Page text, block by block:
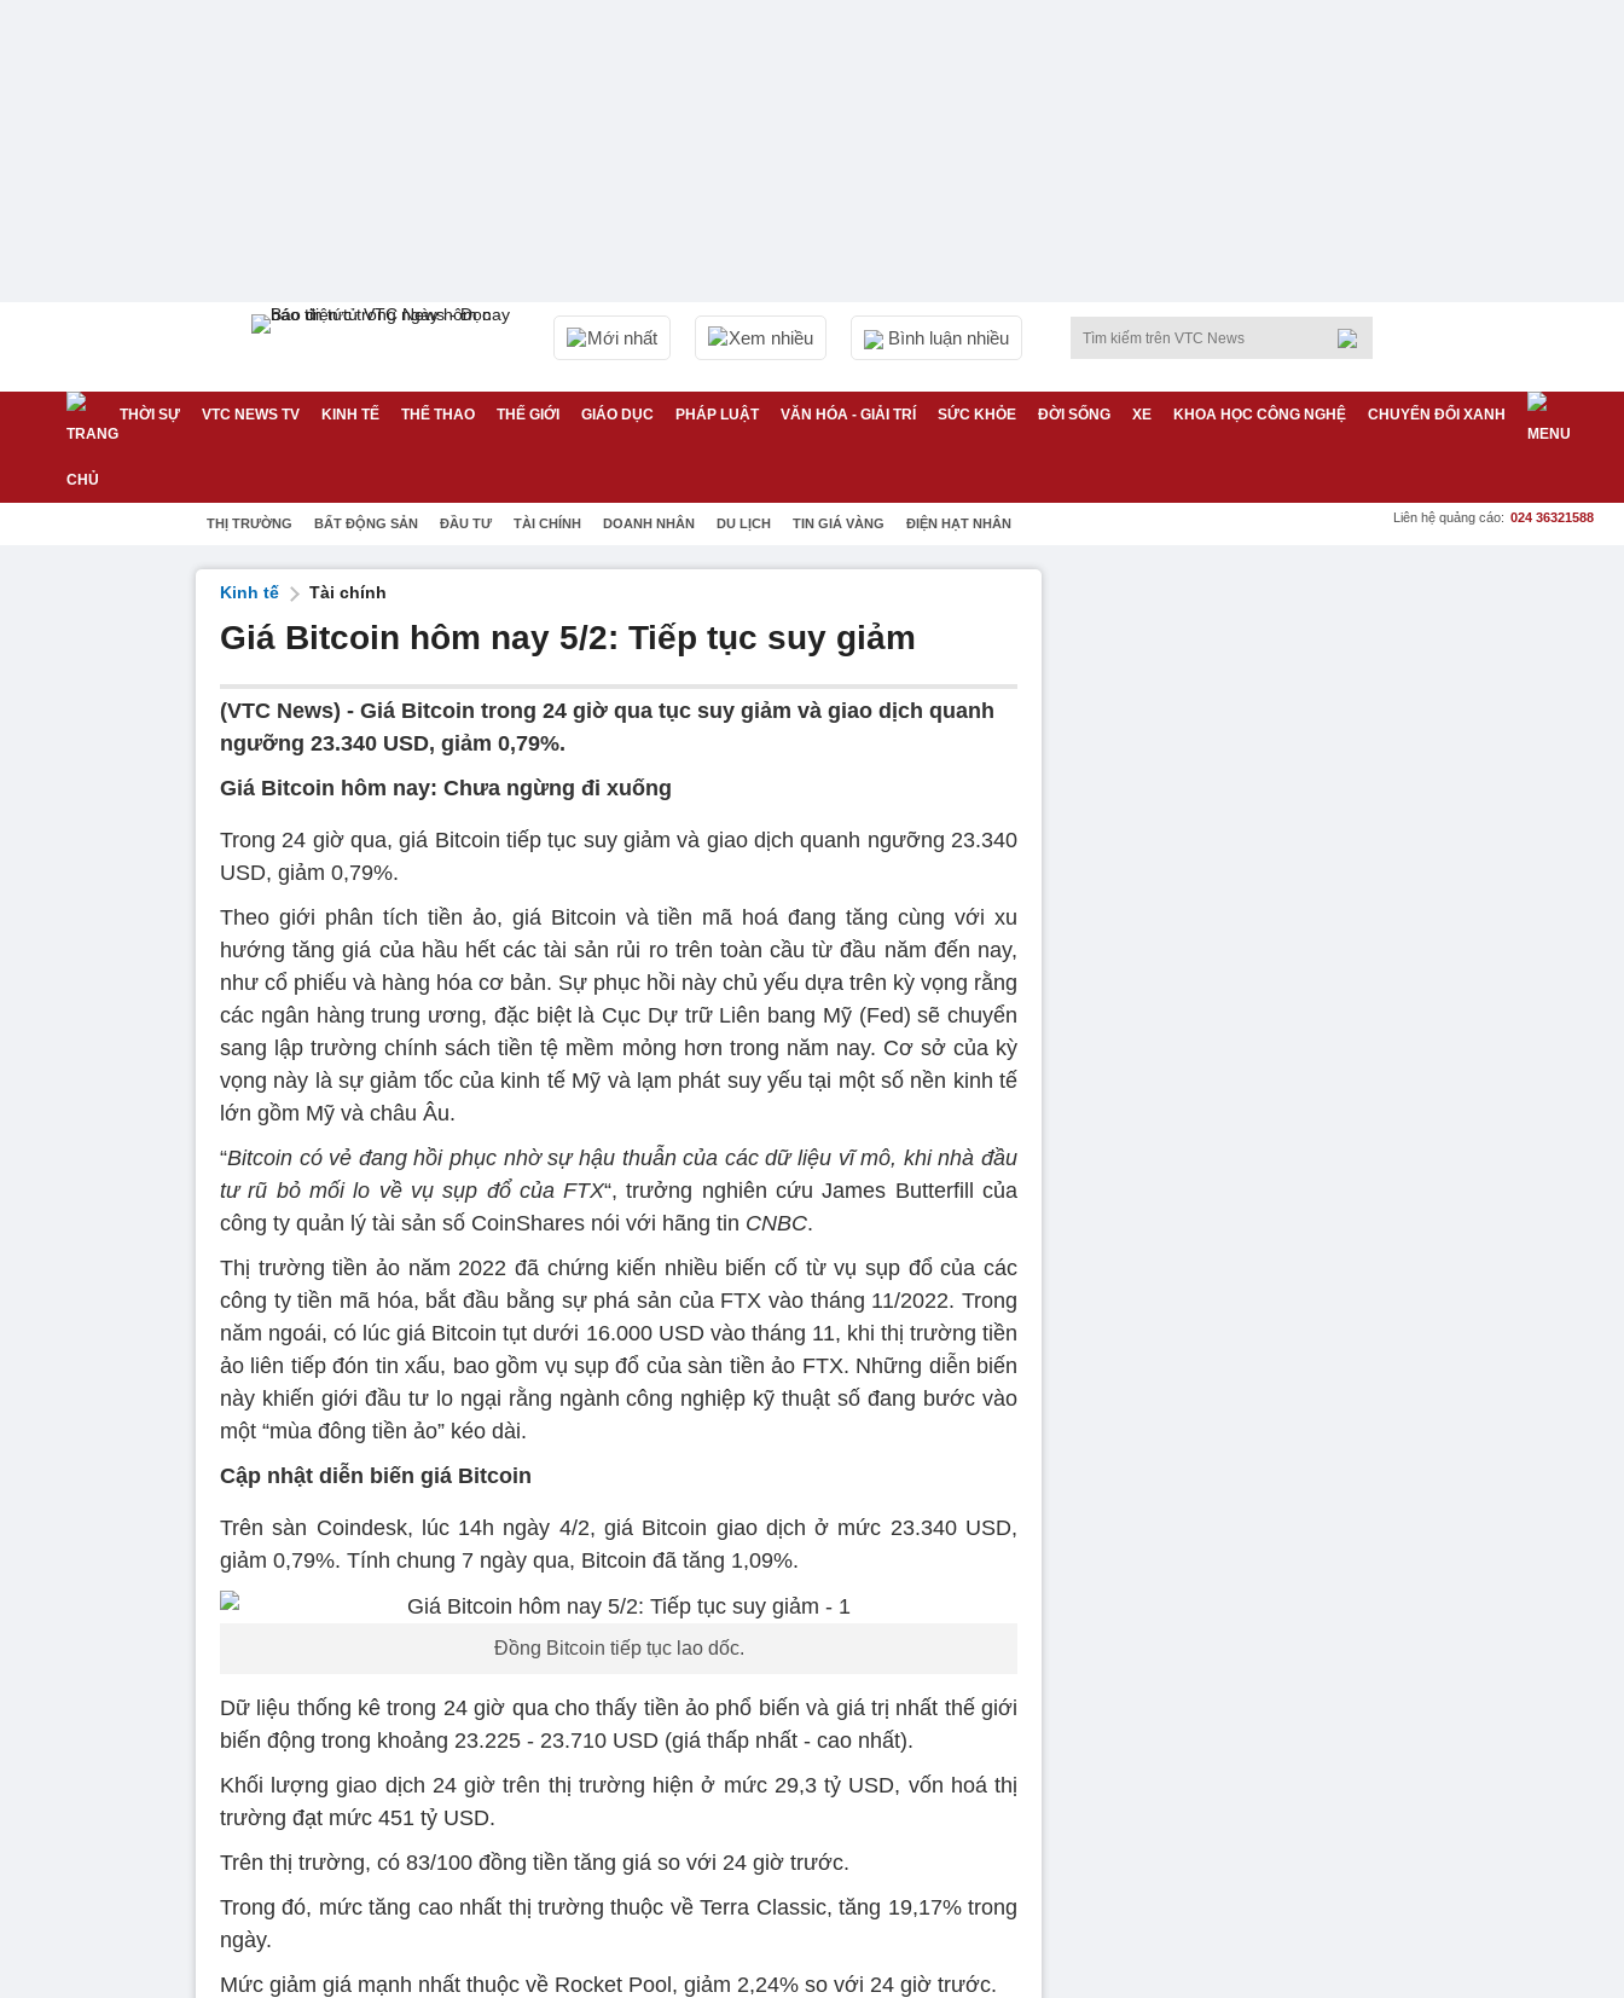
Mới nhất Xem nhiều Bình luận nhiều
THỜI SỰ VTC NEWS TV KINH TẾ THỂ THAO THẾ GIỚI GIÁO DỤC PHÁP LUẬT VĂN HÓA - GIẢI TRÍ SỨC KHỎE ĐỜI SỐNG XE KHOA HỌC CÔNG NGHỆ CHUYỂN ĐỔI XANH
THỊ TRƯỜNG BẤT ĐỘNG SẢN ĐẦU TƯ TÀI CHÍNH DOANH NHÂN DU LỊCH TIN GIÁ VÀNG ĐIỆN HẠT NHÂN Liên hệ quảng cáo: 024 36321588
Kinh tế Tài chính
Giá Bitcoin hôm nay 5/2: Tiếp tục suy giảm
(VTC News) - Giá Bitcoin trong 24 giờ qua tục suy giảm và giao dịch quanh
ngưỡng 23.340 USD, giảm 0,79%.
Giá Bitcoin hôm nay: Chưa ngừng đi xuống
Trong 24 giờ qua, giá Bitcoin tiếp tục suy giảm và giao dịch quanh ngưỡng 23.340
USD, giảm 0,79%.
Theo giới phân tích tiền ảo, giá Bitcoin và tiền mã hoá đang tăng cùng với xu
hướng tăng giá của hầu hết các tài sản rủi ro trên toàn cầu từ đầu năm đến nay,
như cổ phiếu và hàng hóa cơ bản. Sự phục hồi này chủ yếu dựa trên kỳ vọng rằng
các ngân hàng trung ương, đặc biệt là Cục Dự trữ Liên bang Mỹ (Fed) sẽ chuyển
sang lập trường chính sách tiền tệ mềm mỏng hơn trong năm nay. Cơ sở của kỳ
vọng này là sự giảm tốc của kinh tế Mỹ và lạm phát suy yếu tại một số nền kinh tế
lớn gồm Mỹ và châu Âu.
“Bitcoin có vẻ đang hồi phục nhờ sự hậu thuẫn của các dữ liệu vĩ mô, khi nhà đầu
tư rũ bỏ mối lo về vụ sụp đổ của FTX“, trưởng nghiên cứu James Butterfill của
công ty quản lý tài sản số CoinShares nói với hãng tin CNBC.
Thị trường tiền ảo năm 2022 đã chứng kiến nhiều biến cố từ vụ sụp đổ của các
công ty tiền mã hóa, bắt đầu bằng sự phá sản của FTX vào tháng 11/2022. Trong
năm ngoái, có lúc giá Bitcoin tụt dưới 16.000 USD vào tháng 11, khi thị trường tiền
ảo liên tiếp đón tin xấu, bao gồm vụ sụp đổ của sàn tiền ảo FTX. Những diễn biến
này khiến giới đầu tư lo ngại rằng ngành công nghiệp kỹ thuật số đang bước vào
một “mùa đông tiền ảo” kéo dài.
Cập nhật diễn biến giá Bitcoin
Trên sàn Coindesk, lúc 14h ngày 4/2, giá Bitcoin giao dịch ở mức 23.340 USD,
giảm 0,79%. Tính chung 7 ngày qua, Bitcoin đã tăng 1,09%.
Đồng Bitcoin tiếp tục lao dốc.
Dữ liệu thống kê trong 24 giờ qua cho thấy tiền ảo phổ biến và giá trị nhất thế giới
biến động trong khoảng 23.225 - 23.710 USD (giá thấp nhất - cao nhất).
Khối lượng giao dịch 24 giờ trên thị trường hiện ở mức 29,3 tỷ USD, vốn hoá thị
trường đạt mức 451 tỷ USD.
Trên thị trường, có 83/100 đồng tiền tăng giá so với 24 giờ trước.
Trong đó, mức tăng cao nhất thị trường thuộc về Terra Classic, tăng 19,17% trong
ngày.
Mức giảm giá mạnh nhất thuộc về Rocket Pool, giảm 2,24% so với 24 giờ trước.